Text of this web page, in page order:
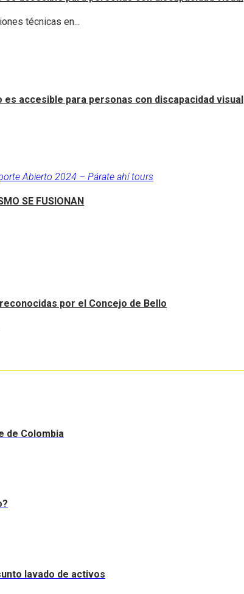
técnicas en...
es accesible para personas con discapacidad visual
Abierto 2024 – Párate ahí tours
SE FUSIONAN
por el Concejo de Bello
de Colombia
lavado de activos